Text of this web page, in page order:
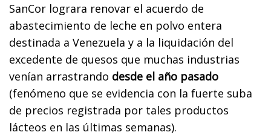
SanCor lograra renovar el acuerdo de
abastecimiento de leche en polvo entera
destinada a Venezuela y a la liquidación del
excedente de quesos que muchas industrias
venían arrastrando desde el año pasado
(fenómeno que se evidencia con la fuerte suba
de precios registrada por tales productos
lácteos en las últimas semanas).